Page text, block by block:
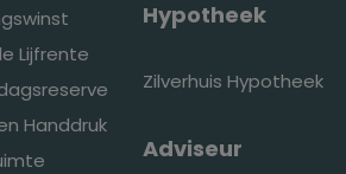
Lijfrente
Handdruk
Hypotheek
Zilverhuis Hypotheek
Adviseur